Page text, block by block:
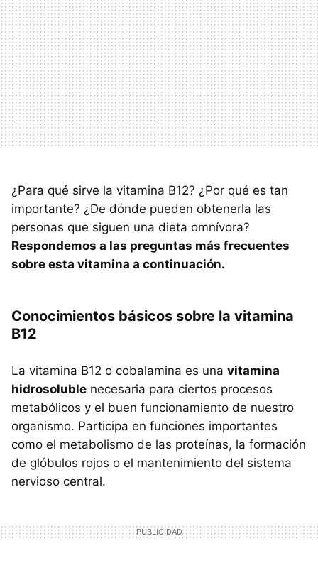
¿Para qué sirve la vitamina B12? ¿Por qué es tan
importante? ¿De dónde pueden obtenerla las
personas que siguen una dieta omnívora?
Respondemos a las preguntas más frecuentes
sobre esta vitamina a continuación.
Conocimientos básicos sobre la vitamina
B12
La vitamina B12 o cobalamina es una vitamina
hidrosoluble necesaria para ciertos procesos
metabólicos y el buen funcionamiento de nuestro
organismo. Participa en funciones importantes
como el metabolismo de las proteínas, la formación
de glóbulos rojos o el mantenimiento del sistema
nervioso central.